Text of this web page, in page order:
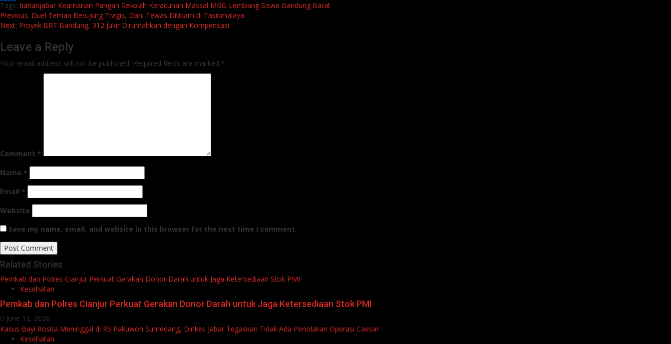
Link
Share
Tags: harianjabar Keamanan Pangan Sekolah Keracunan Massal MBG Lembang Siswa Bandung Barat
Continue
Reading
Previous: Duel Teman Berujung Tragis, Dani Tewas Ditikam di Tasikmalaya
Next: Proyek BRT Bandung, 312 Jukir Dirumahkan dengan Kompensasi
Leave a Reply
Your email address will not be published. Required fields are marked *
Comment *
Name *
Email *
Website
Save my name, email, and website in this browser for the next time I comment.
Related Stories
Pemkab dan Polres Cianjur Perkuat Gerakan Donor Darah untuk Jaga Ketersediaan Stok PMI
Kesehatan
Pemkab dan Polres Cianjur Perkuat Gerakan Donor Darah untuk Jaga Ketersediaan Stok PMI
June 12, 2026
Kasus Bayi Rosita Meninggal di RS Pakuwon Sumedang, Dinkes Jabar Tegaskan Tidak Ada Penolakan Operasi Caesar
Kesehatan